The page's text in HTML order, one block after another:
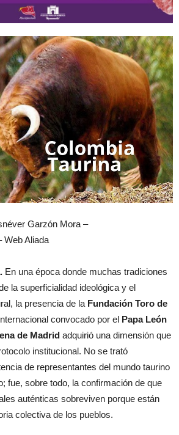
Garzón Mora –
Web Aliada
En una época donde muchas tradiciones
la superficialidad ideológica y el
la presencia de la Fundación Toro de
convocado por el Papa León
de Madrid adquirió una dimensión que
institucional. No se trató
de representantes del mundo taurino
fue, sobre todo, la confirmación de que
auténticas sobreviven porque están
colectiva de los pueblos.